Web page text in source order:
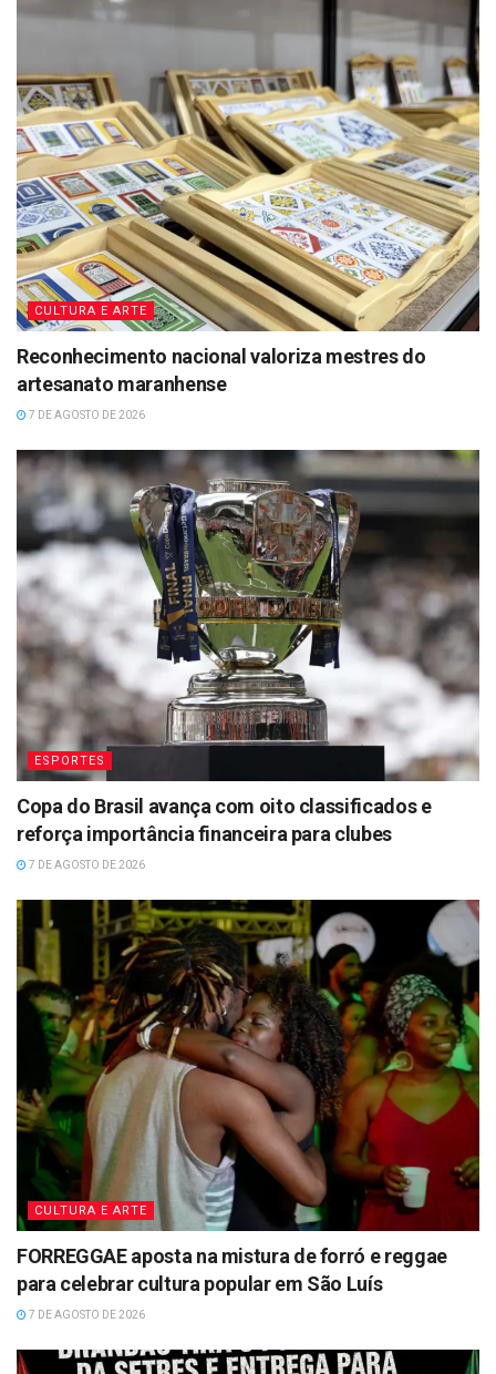
CULTURA E ARTE
Reconhecimento nacional valoriza mestres do
artesanato maranhense
7 DE AGOSTO DE 2026
ESPORTES
Copa do Brasil avança com oito classificados e
reforça importância financeira para clubes
7 DE AGOSTO DE 2026
CULTURA E ARTE
FORREGGAE aposta na mistura de forró e reggae
para celebrar cultura popular em São Luís
7 DE AGOSTO DE 2026